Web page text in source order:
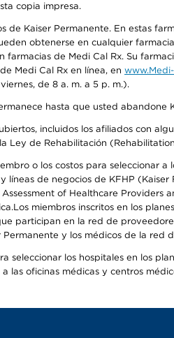
copia impresa.
Kaiser Permanente. En estas
obtenerse en cualquier
de Medi Cal Rx. Su
Medi Cal Rx en línea, en
de 8 a. m. a 5 p. m.).
hasta que usted abandone
incluidos los afiliados con
Ley de Rehabilitación
o los costos para seleccionar
de negocios de KFHP
of Healthcare Providers
miembros inscritos en los
participan en la red de
y los médicos de la
los hospitales en los
oficinas médicas y centros